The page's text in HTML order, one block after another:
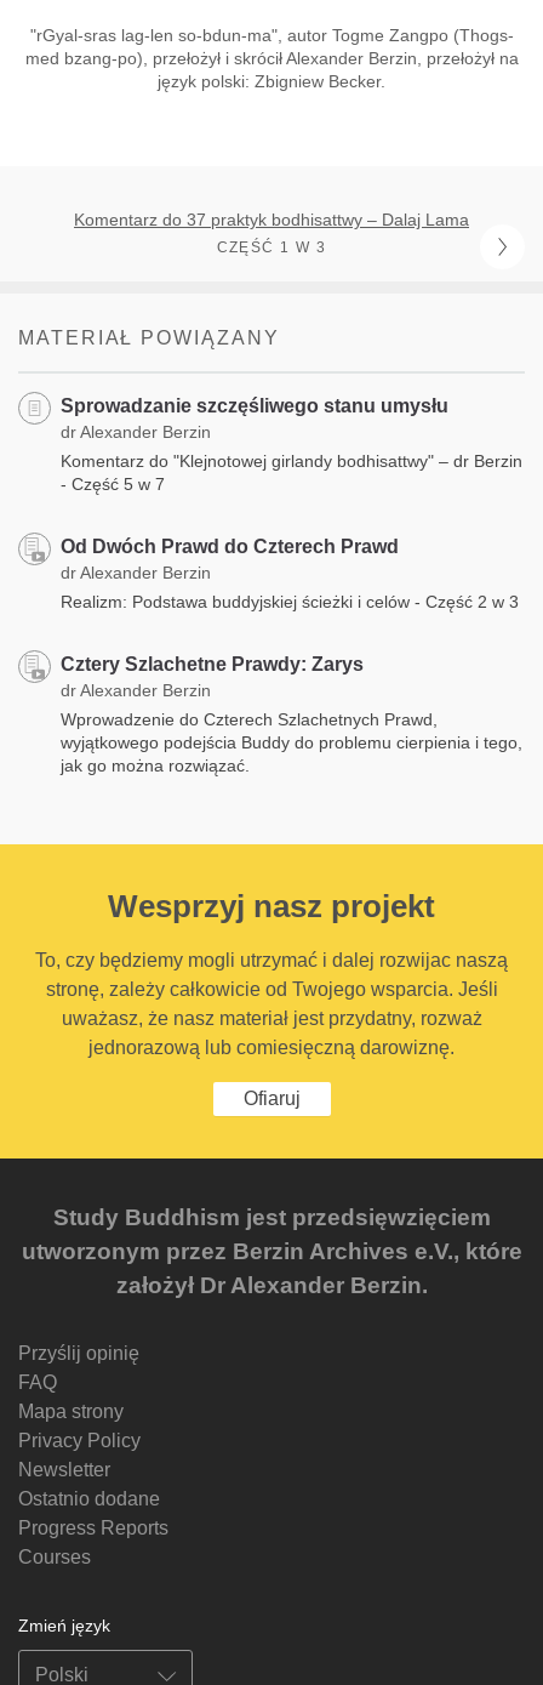
"rGyal-sras lag-len so-bdun-ma", autor Togme Zangpo (Thogs-
med bzang-po), przełożył i skrócił Alexander Berzin, przełożył na
język polski: Zbigniew Becker.
Komentarz do 37 praktyk bodhisattwy – Dalaj Lama
CZĘŚĆ 1 W 3
MATERIAŁ POWIĄZANY
Sprowadzanie szczęśliwego stanu umysłu
dr Alexander Berzin
Komentarz do "Klejnotowej girlandy bodhisattwy" – dr Berzin
- Część 5 w 7
Od Dwóch Prawd do Czterech Prawd
dr Alexander Berzin
Realizm: Podstawa buddyjskiej ścieżki i celów - Część 2 w 3
Cztery Szlachetne Prawdy: Zarys
dr Alexander Berzin
Wprowadzenie do Czterech Szlachetnych Prawd,
wyjątkowego podejścia Buddy do problemu cierpienia i tego,
jak go można rozwiązać.
Wesprzyj nasz projekt
To, czy będziemy mogli utrzymać i dalej rozwijac naszą
stronę, zależy całkowicie od Twojego wsparcia. Jeśli
uważasz, że nasz materiał jest przydatny, rozważ
jednorazową lub comiesięczną darowiznę.
Ofiaruj
Study Buddhism jest przedsięwzięciem
utworzonym przez Berzin Archives e.V., które
założył Dr Alexander Berzin.
Przyślij opinię
FAQ
Mapa strony
Privacy Policy
Newsletter
Ostatnio dodane
Progress Reports
Courses
Zmień język